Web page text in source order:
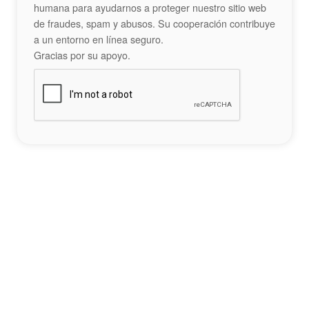
humana para ayudarnos a proteger nuestro sitio web
de fraudes, spam y abusos. Su cooperación contribuye
a un entorno en línea seguro.
Gracias por su apoyo.